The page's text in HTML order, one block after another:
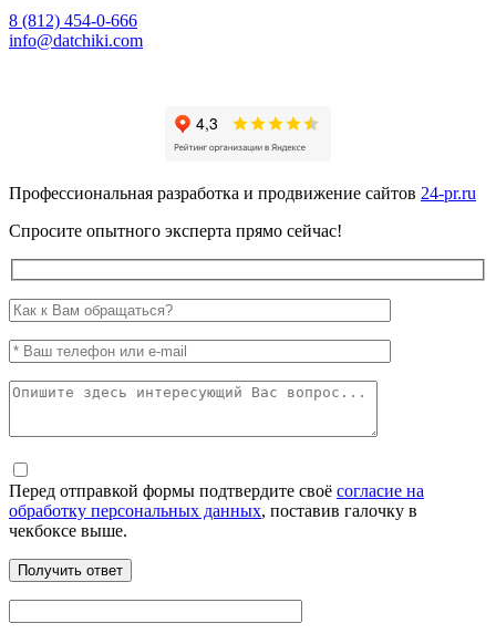
8 (812) 454-0-666
info@datchiki.com
Профессиональная разработка и продвижение сайтов 24-pr.ru
Спросите опытного эксперта прямо сейчас!
Перед отправкой формы подтвердите своё согласие на
обработку персональных данных, поставив галочку в
чекбоксе выше.